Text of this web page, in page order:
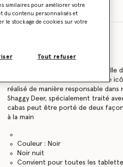
Find in store
Souligné par notre chaîne en maille
ce cabas à rabat Falabella est une
réalisé de manière responsable
Shaggy Deer, spécialement traité
cabas peut être porté de deux
à la main
Couleur : Noir
Noir nuit
Convient pour toutes les
similaires pour améliorer votre
du contenu personnalisés et
le stockage de cookies sur votre
Tout refuser